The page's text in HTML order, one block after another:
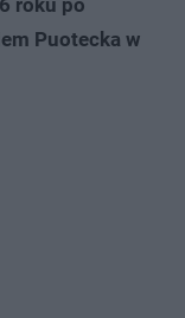
Puotecka w